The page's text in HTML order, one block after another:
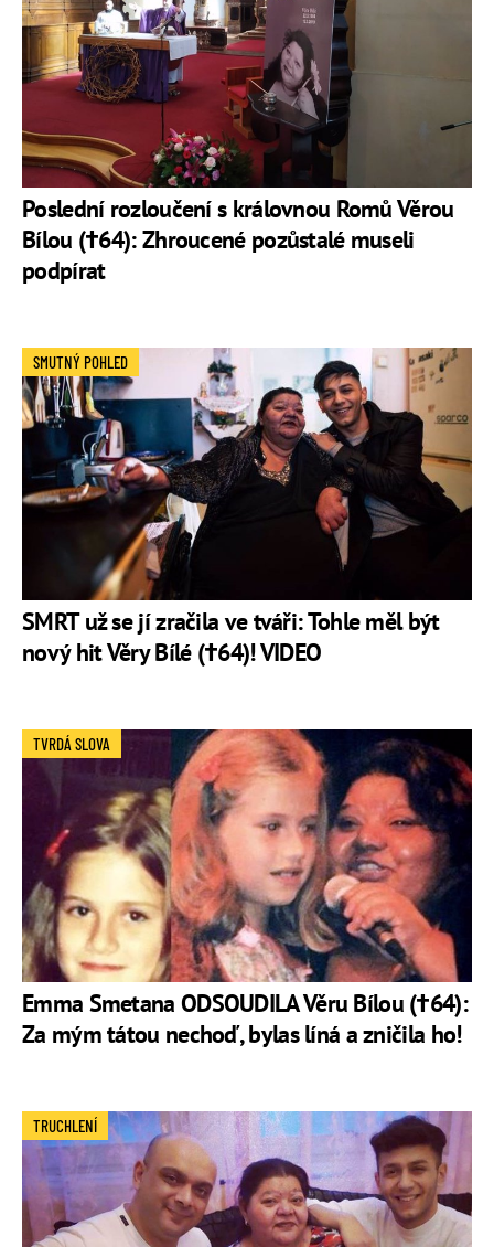
Poslední rozloučení s královnou Romů Věrou
Bílou (†64): Zhroucené pozůstalé museli
podpírat
SMRT už se jí zračila ve tváři: Tohle měl být
nový hit Věry Bílé (†64)! VIDEO
SMUTNÝ POHLED
Emma Smetana ODSOUDILA Věru Bílou (†64):
Za mým tátou nechoď, bylas líná a zničila ho!
TVRDÁ SLOVA
TRUCHLENÍ